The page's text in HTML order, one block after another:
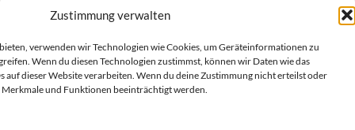
Zustimmung verwalten
verwenden wir Technologien wie Cookies, um Geräteinformationen zu
Wenn du diesen Technologien zustimmst, können wir Daten wie das
auf dieser Website verarbeiten. Wenn du deine Zustimmung nicht erteilst oder
und Funktionen beeinträchtigt werden.
Friedensgutachten 2025
Die AfD mit mehr Demokratie wegregieren
14. MAI 2025